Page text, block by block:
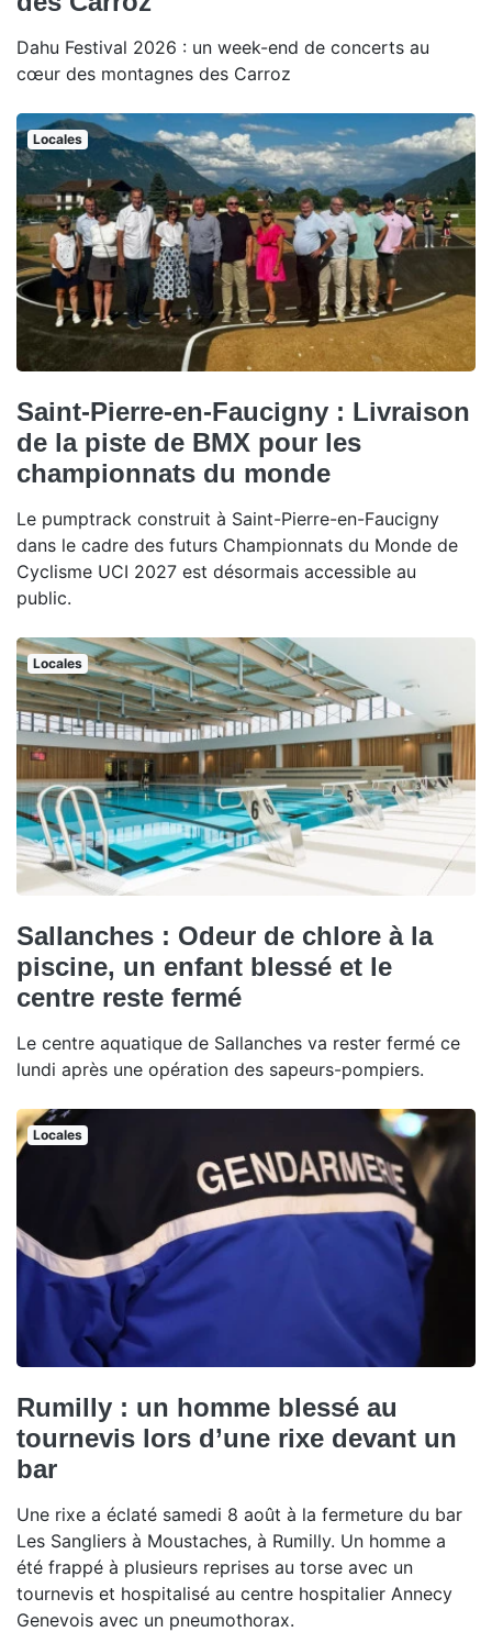
Dahu Festival 2026 : un week-end de concerts au
cœur des montagnes des Carroz
Locales
Saint-Pierre-en-Faucigny : Livraison
de la piste de BMX pour les
championnats du monde
Le pumptrack construit à Saint-Pierre-en-Faucigny
dans le cadre des futurs Championnats du Monde de
Cyclisme UCI 2027 est désormais accessible au
public.
Locales
Sallanches : Odeur de chlore à la
piscine, un enfant blessé et le
centre reste fermé
Le centre aquatique de Sallanches va rester fermé ce
lundi après une opération des sapeurs-pompiers.
Locales
Rumilly : un homme blessé au
tournevis lors d’une rixe devant un
bar
Une rixe a éclaté samedi 8 août à la fermeture du bar
Les Sangliers à Moustaches, à Rumilly. Un homme a
été frappé à plusieurs reprises au torse avec un
tournevis et hospitalisé au centre hospitalier Annecy
Genevois avec un pneumothorax.